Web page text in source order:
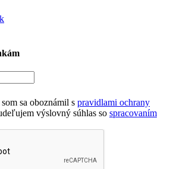
sa oboznámil s pravidlami ochrany
výslovný súhlas so spracovaním